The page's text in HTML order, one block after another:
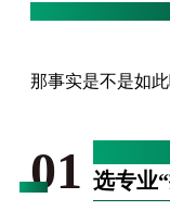
那事实是不是如此
01 选专业